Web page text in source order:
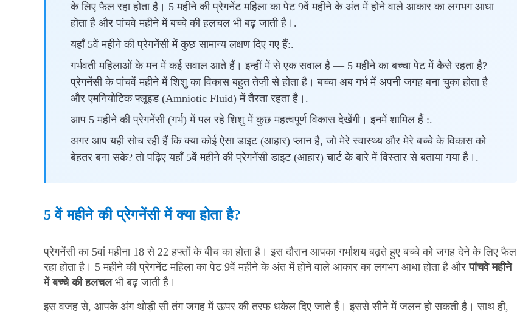
के लिए फैल रहा होता है। 5 महीने की प्रेगनेंट महिला का पेट 9वें महीने के अंत में होने वाले आकार का लगभग आधा
होता है और पांचवे महीने में बच्चे की हलचल भी बढ़ जाती है।.
यहाँ 5वें महीने की प्रेगनेंसी में कुछ सामान्य लक्षण दिए गए हैं:.
गर्भवती महिलाओं के मन में कई सवाल आते हैं। इन्हीं में से एक सवाल है — 5 महीने का बच्चा पेट में कैसे रहता है?
प्रेगनेंसी के पांचवें महीने में शिशु का विकास बहुत तेज़ी से होता है। बच्चा अब गर्भ में अपनी जगह बना चुका होता है
और एमनियोटिक फ्लूइड (Amniotic Fluid) में तैरता रहता है।.
आप 5 महीने की प्रेगनेंसी (गर्भ) में पल रहे शिशु में कुछ महत्वपूर्ण विकास देखेंगी। इनमें शामिल हैं :.
अगर आप यही सोच रही हैं कि क्या कोई ऐसा डाइट (आहार) प्लान है, जो मेरे स्वास्थ्य और मेरे बच्चे के विकास को
बेहतर बना सके? तो पढ़िए यहाँ 5वें महीने की प्रेगनेंसी डाइट (आहार) चार्ट के बारे में विस्तार से बताया गया है।.
5वें महीने की प्रेगनेंसी में क्या होता है?
प्रेगनेंसी का 5वां महीना 18 से 22 हफ्तों के बीच का होता है। इस दौरान आपका गर्भाशय बढ़ते हुए बच्चे को जगह देने के लिए फैल
रहा होता है। 5 महीने की प्रेगनेंट महिला का पेट 9वें महीने के अंत में होने वाले आकार का लगभग आधा होता है औरपांचवे महीने
में बच्चे की हलचल भी बढ़ जाती है।
इस वजह से, आपके अंग थोड़ी सी तंग जगह में ऊपर की तरफ धकेल दिए जाते हैं। इससे सीने में जलन हो सकती है। साथ ही,